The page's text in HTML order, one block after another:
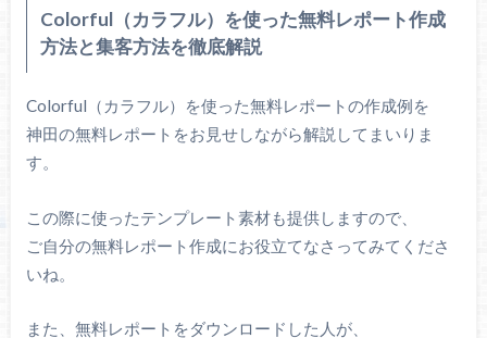
Colorful（カラフル）を使った無料レポート作成
方法と集客方法を徹底解説
Colorful（カラフル）を使った無料レポートの作成例を
神田の無料レポートをお見せしながら解説してまいりま
す。
この際に使ったテンプレート素材も提供しますので、
ご自分の無料レポート作成にお役立てなさってみてくださ
いね。
また、無料レポートをダウンロードした人が、